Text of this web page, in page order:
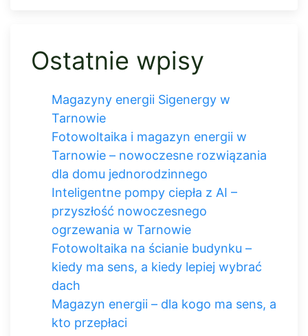
Ostatnie wpisy
Magazyny energii Sigenergy w
Tarnowie
Fotowoltaika i magazyn energii w
Tarnowie – nowoczesne rozwiązania
dla domu jednorodzinnego
Inteligentne pompy ciepła z AI –
przyszłość nowoczesnego
ogrzewania w Tarnowie
Fotowoltaika na ścianie budynku –
kiedy ma sens, a kiedy lepiej wybrać
dach
Magazyn energii – dla kogo ma sens, a
kto przepłaci